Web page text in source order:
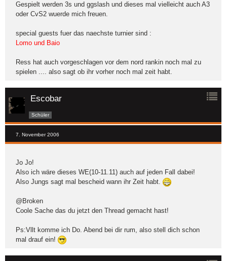
Gespielt werden 3s und ggslash und dieses mal vielleicht auch A3
oder CvS2 wuerde mich freuen.
special guests fuer das naechste turnier sind :
Lomo und Baio
Ress hat auch vorgeschlagen vor dem nord rankin noch mal zu
spielen .... also sagt ob ihr vorher noch mal zeit habt.
Escobar
Schüler
7. November 2006
Jo Jo!
Also ich wäre dieses WE(10-11.11) auch auf jeden Fall dabei!
Also Jungs sagt mal bescheid wann ihr Zeit habt.
@Broken
Coole Sache das du jetzt den Thread gemacht hast!
Ps:Vllt komme ich Do. Abend bei dir rum, also stell dich schon
mal drauf ein!